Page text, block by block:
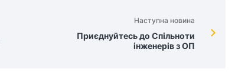
Наступна новина
Приєднуйтесь до Спільноти
інженерів з ОП